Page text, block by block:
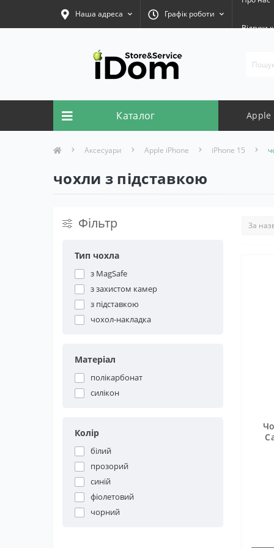
Наша адреса Графік роботи
Відгуки
Каталог Apple
Аксесуари Apple iPhone iPhone 15
чохли з підставкою
Фільтр
Тип чохла
з MagSafe
з захистом камер
з підставкою
чохол-накладка
Матеріал
полікарбонат
силікон
Колір
білий
прозорий
синій
фіолетовий
чорний